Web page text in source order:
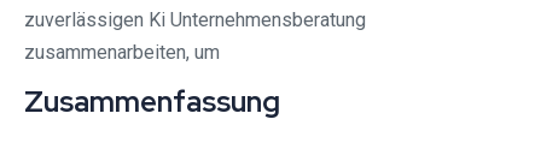
zuverlässigen Ki Unternehmensberatung
zusammenarbeiten, um
Zusammenfassung